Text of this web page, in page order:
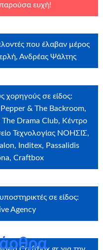
ευχή!
που έλαβαν μέρος
Ανδρέας Ψάλτης
χορηγούς σε είδος:
& The Backroom,
Drama Club, Κέντρο
Τεχνολογίας ΝΟΗΣΙΣ,
Inditex, Passalidis
Craftbox
σε είδος:
Agency